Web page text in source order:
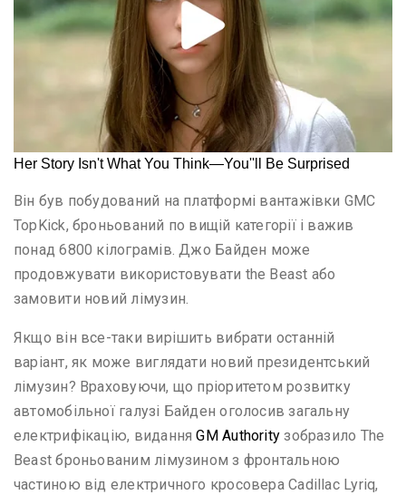
Він був побудований на платформі вантажівки GMC
TopKick, броньований по вищій категорії і важив
понад 6800 кілограмів. Джо Байден може
продовжувати використовувати the Beast або
замовити новий лімузин.
Якщо він все-таки вирішить вибрати останній
варіант, як може виглядати новий президентський
лімузин? Враховуючи, що пріоритетом розвитку
автомобільної галузі Байден оголосив загальну
електрифікацію, виданняGM Authority зобразило The
Beast броньованим лімузином з фронтальною
частиною від електричного кросовера Cadillac Lyriq,